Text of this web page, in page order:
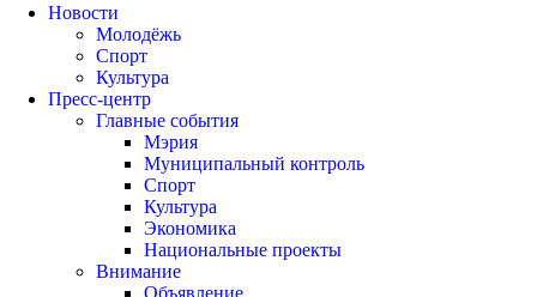
Новости
Молодёжь
Спорт
Культура
Пресс-центр
Главные события
Мэрия
Муниципальный контроль
Спорт
Культура
Экономика
Национальные проекты
Внимание
Объявление